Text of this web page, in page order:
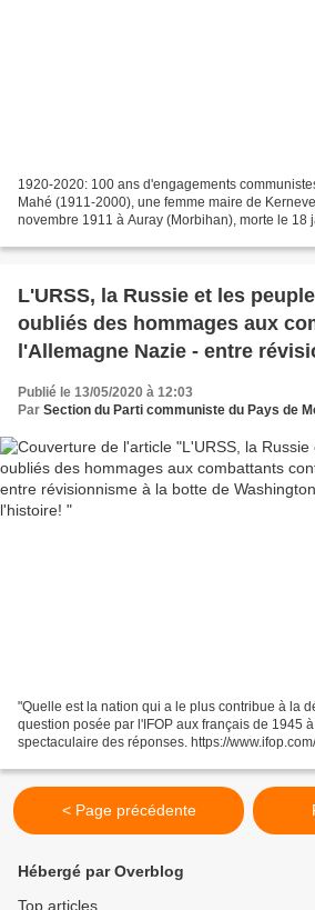
1920-2020: 100 ans d'engagements
Mahé (1911-2000), une femme maire de
novembre 1911 à Auray (Morbihan), morte le 18
L'URSS, la Russie et les
oubliés des hommages aux
l'Allemagne Nazie - entre
l'histoire!
Publié le 13/05/2020 à 12:03
Par Section du Parti communiste du Pays de
"Quelle est la nation qui a le plus contribue à la
question posée par l'IFOP aux français de 1945
spectaculaire des réponses. https://
< Page précédente
Hébergé par Overblog
Top articles